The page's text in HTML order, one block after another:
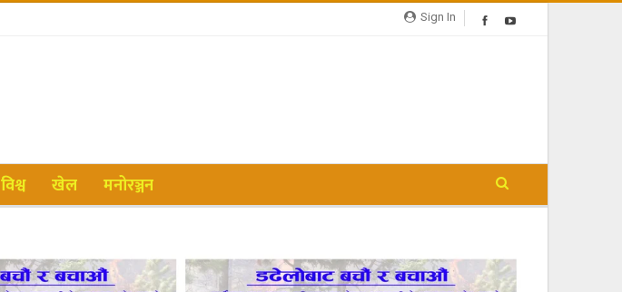
Sign In
विश्व खेल मनोरञ्जन